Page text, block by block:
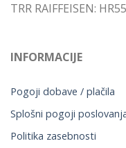
TRR RAIFFEISEN:
INFORMACIJE
Pogoji dobave / plačila
Splošni pogoji
Politika zasebnosti